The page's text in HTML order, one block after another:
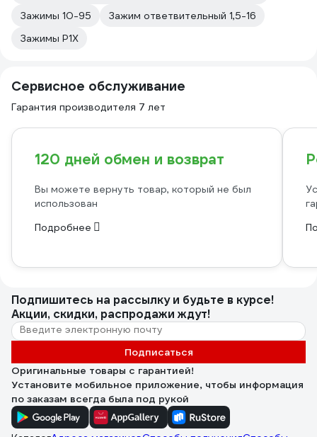
Зажимы 10-95
Зажим ответвительный 1,5-16
Зажимы P1X
Сервисное обслуживание
Гарантия производителя 7 лет
120 дней обмен и возврат
Вы можете вернуть товар, который не был
использован
Подробнее
Подпишитесь на рассылкуи будьте в курсе!
Акции, скидки, распродажи ждут!
Подписаться
Оригинальные товары с гарантией!
Установите мобильное приложение, чтобы информация
по заказам всегда была под рукой